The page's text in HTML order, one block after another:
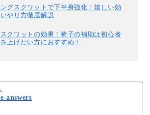
グスクワットで下半身強化！嬉しい効
やり方徹底解説
クワットの効果！椅子の補助は初心者
上げたい方におすすめ！
answers